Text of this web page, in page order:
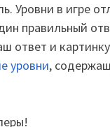
Уровни в игре
правильный
ответ и
уровни,